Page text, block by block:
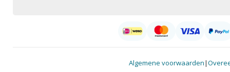
Algemene voorwaarden|